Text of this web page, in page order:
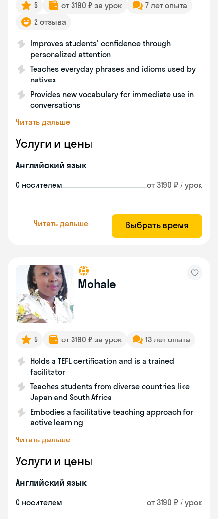
5 от 3190 ₽ за урок
7 лет опыта
2 отзыва
Improves students' confidence through
personalized attention
Teaches everyday phrases and idioms used by
natives
Provides new vocabulary for immediate use in
conversations
Читать дальше
Услуги и цены
Английский язык
С носителем от 3190 ₽ / урок
Читать дальше Выбрать время
Mohale
5 от 3190 ₽ за урок 13 лет опыта
Holds a TEFL certification and is a trained
facilitator
Teaches students from diverse countries like
Japan and South Africa
Embodies a facilitative teaching approach for
active learning
Читать дальше
Услуги и цены
Английский язык
С носителем от 3190 ₽ / урок